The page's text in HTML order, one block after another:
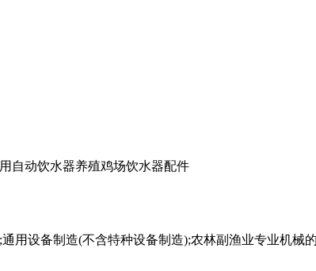
自动饮水器养殖鸡场饮水器配件
用设备制造(不含特种设备制造);农林副渔业专业机械